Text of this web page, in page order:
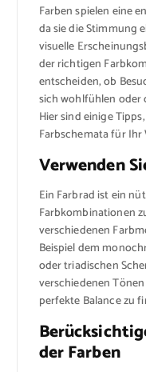
Farben spielen eine
da sie die Stimmung
visuelle
der richtigen
entscheiden, ob
sich wohlfühlen oder
Hier sind einige
Farbschemata für
Verwenden
Ein Farbrad ist ein
Farbkombinationen
verschiedenen
Beispiel dem
oder triadischen
verschiedenen
perfekte Balance zu
der Farben